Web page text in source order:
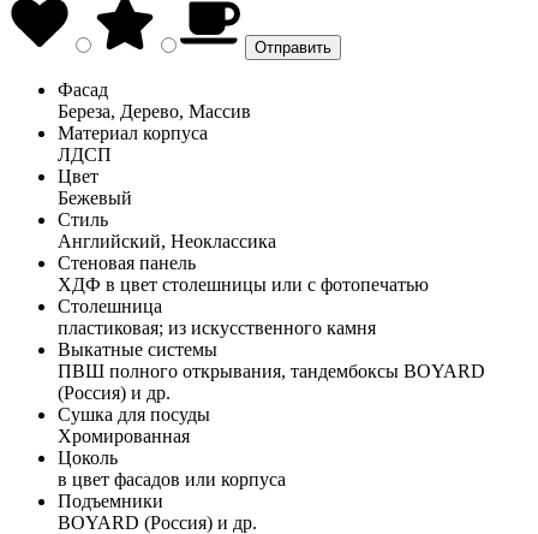
Фасад
Береза, Дерево, Массив
Материал корпуса
ЛДСП
Цвет
Бежевый
Стиль
Английский, Неоклассика
Стеновая панель
ХДФ в цвет столешницы или с фотопечатью
Столешница
пластиковая; из искусственного камня
Выкатные системы
ПВШ полного открывания, тандембоксы BOYARD
(Россия) и др.
Сушка для посуды
Хромированная
Цоколь
в цвет фасадов или корпуса
Подъемники
BOYARD (Россия) и др.